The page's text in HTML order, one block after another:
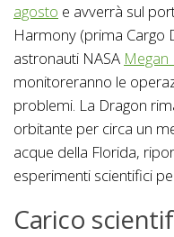
agosto e avverrà sul
Harmony (prima Cargo
astronauti NASA
monitoreranno le
problemi. La Dragon
orbitante per circa un
acque della Florida,
esperimenti scientifici
Carico